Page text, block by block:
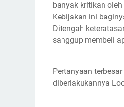
banyak kritikan
Kebijakan ini
Ditengah
sanggup membeli
Pertanyaan
diberlakukannya